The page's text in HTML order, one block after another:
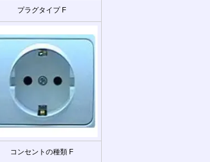
プラグタイプ F
コンセントの種類 F